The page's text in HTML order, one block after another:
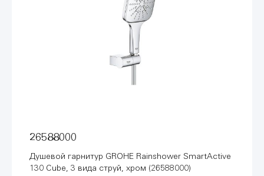
26588000
Душевой гарнитур GROHE Rainshower SmartActive
130 Cube, 3 вида струй, хром (26588000)